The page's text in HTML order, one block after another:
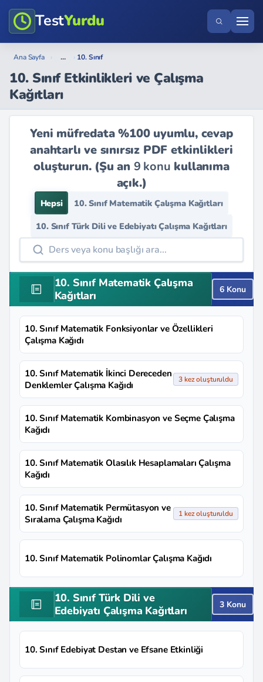
TestYurdu
Ana Sayfa › ... › 10. Sınıf
10. Sınıf Etkinlikleri ve Çalışma
Kağıtları
Yeni müfredata %100 uyumlu, cevap
anahtarlı ve sınırsız PDF etkinlikleri
oluşturun. (Şu an 9 konu kullanıma
açık.)
Hepsi
10. Sınıf Matematik Çalışma Kağıtları
10. Sınıf Türk Dili ve Edebiyatı Çalışma Kağıtları
10. Sınıf Matematik Çalışma
Kağıtları
6 Konu
10. Sınıf Matematik Fonksiyonlar ve Özellikleri
Çalışma Kağıdı
10. Sınıf Matematik İkinci Dereceden
Denklemler Çalışma Kağıdı
3 kez oluşturuldu
10. Sınıf Matematik Kombinasyon ve Seçme Çalışma
Kağıdı
10. Sınıf Matematik Olasılık Hesaplamaları Çalışma
Kağıdı
10. Sınıf Matematik Permütasyon ve
Sıralama Çalışma Kağıdı
1 kez oluşturuldu
10. Sınıf Matematik Polinomlar Çalışma Kağıdı
10. Sınıf Türk Dili ve
Edebiyatı Çalışma Kağıtları
3 Konu
10. Sınıf Edebiyat Destan ve Efsane Etkinliği